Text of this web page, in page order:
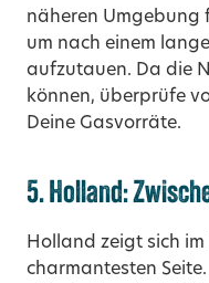
näheren Umgebung
um nach einem
aufzutauen. Da die
können, überprüfe
Deine Gasvorräte.
5. Holland:
Holland zeigt sich
charmantesten Seite.